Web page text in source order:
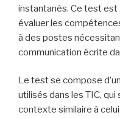
instantanés. Ce test
évaluer les
à des postes
communication écrite
Le test se compose
utilisés dans les TIC,
contexte similaire à